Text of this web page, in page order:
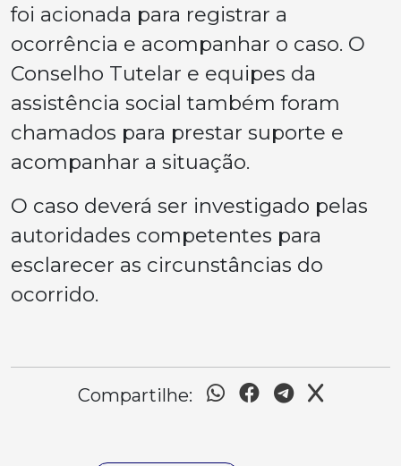
foi acionada para registrar a
ocorrência e acompanhar o caso. O
Conselho Tutelar e equipes da
assistência social também foram
chamados para prestar suporte e
acompanhar a situação.
O caso deverá ser investigado pelas
autoridades competentes para
esclarecer as circunstâncias do
ocorrido.
Compartilhe: